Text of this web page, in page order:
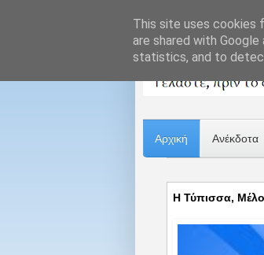
Αρχική Ανέκδοτα
Η Τύπισσα,
This site uses cookies
are shared with
statistics, and to